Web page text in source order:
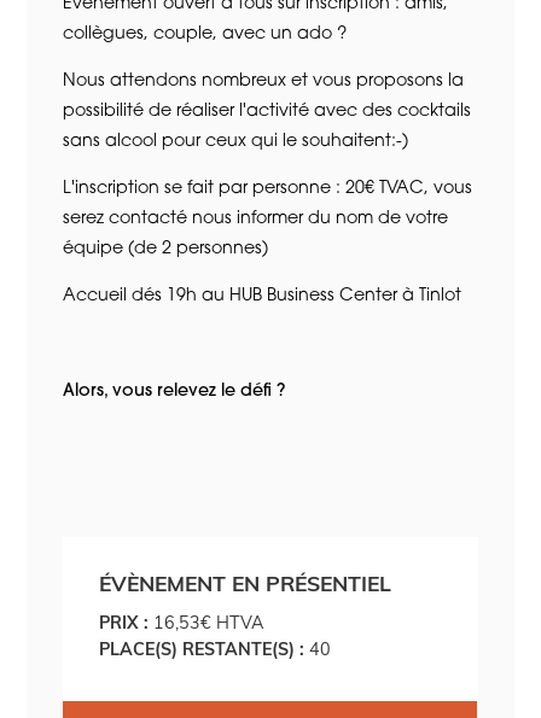
Evénement ouvert à tous sur inscription : amis,
collègues, couple, avec un ado ?
Nous attendons nombreux et vous proposons la
possibilité de réaliser l'activité avec des cocktails
sans alcool pour ceux qui le souhaitent:-)
L'inscription se fait par personne : 20€ TVAC, vous
serez contacté nous informer du nom de votre
équipe (de 2 personnes)
Accueil dés 19h au HUB Business Center à Tinlot
Alors, vous relevez le défi ?
ÉVÈNEMENT EN PRÉSENTIEL
PRIX : 16,53€ HTVA
PLACE(S) RESTANTE(S) : 40